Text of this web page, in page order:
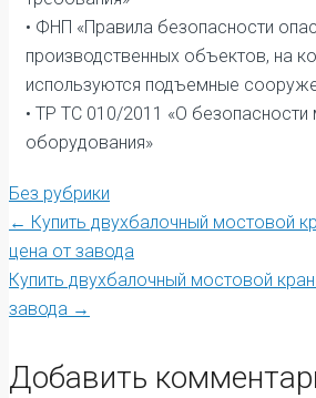
• ФНП «Правила безопасности
производственных объектов, на
используются подъемные
• ТР ТС 010/2011 «О безопасности
оборудования»
Без рубрики
Post
navigation
← Купить двухбалочный мостовой
цена от завода
Купить двухбалочный мостовой
завода →
Добавить